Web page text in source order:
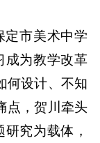
定市美术中学
成为教学改革
何设计、不知
点，贺川牵头
究为载体，